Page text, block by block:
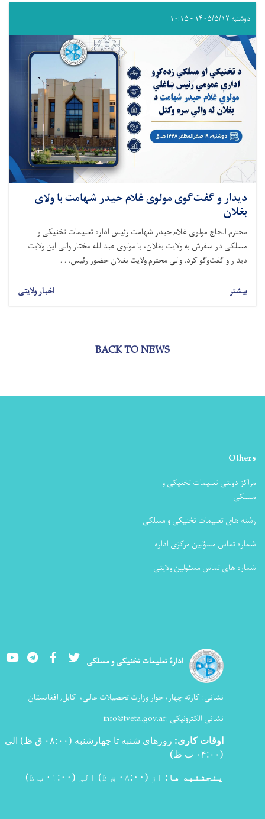
دوشنبه ۱۴۰۵/۵/۱۲ - ۱۰:۱۵
دیدار و گفت‌گوی مولوی غلام حیدر شهامت با ولای
بغلان
محترم الحاج مولوی غلام حیدر شهامت رئیس اداره تعلیمات تخنیکی و
مسلکی در سفرش به ولایت بغلان، با مولوی عبدالله مختار والی این ولایت
دیدار و گفت‌وگو کرد. والی محترم ولایت بغلان حضور رئیس. . .
بیشتر اخبار ولایتی
BACK TO NEWS
Others
مراکز دولتی تعلیمات تخنیکی و
مسلکی
رشته های تعلیمات تخنیکی و مسلکی
شماره تماس مسؤلین مرکزی اداره
شماره های تماس مسئولین ولایتی
ادارۀ تعلیمات تخنیکی و مسلکی YoutubeLinkedInFacebook Twitter
نشانی: کارته چهار، جوار وزارت تحصیلات عالی، کابل, افغانستان
نشانی الکترونیکی :info@tveta.gov.af
اوقات کاری:
روزهای شنبه تا چهارشنبه (۰۸:۰۰ ق ظ) الی
(۰۴:۰۰ ب ظ
)
پنجشنبه ها: از (۰۸:۰۰ ق ظ) الی (۰۱:۰۰ ب ظ)